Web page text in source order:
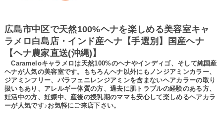
広島市中区で天然100%ヘナを楽しめる美容室キャ
ラメロ白島店・インド産ヘナ【手選別】国産ヘナ
【ヘナ農家直送(沖縄)】
Carameloキャラメロは天然100%のヘナやインディゴ、そして純国産
ヘナが人気の美容室です。もちろんヘナ以外にもノンジアミンカラー、
ジアミンフリー、パラフェニレンジアミンを含まないヘアカラーの取り
扱いもあり、アレルギー体質の方、過去に肌トラブルの経験のある方、
妊活中の方、妊娠中、産後の授乳期のママも安心して楽しめるヘアカラ
ーが人気です♪お気軽にご来店下さい。